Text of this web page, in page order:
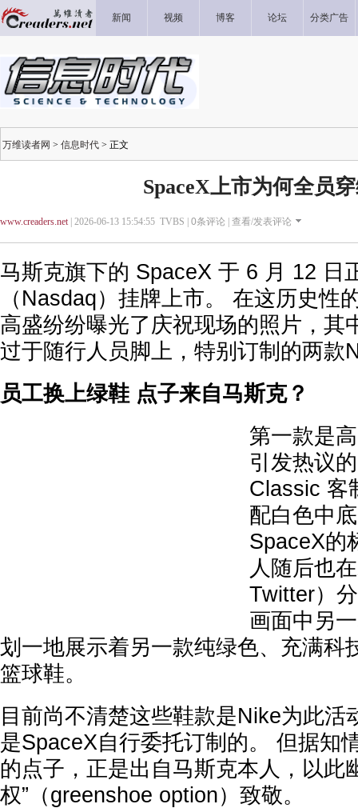
新闻 视频 博客 论坛 分类广告
万维读者网 > 信息时代 > 正文
SpaceX上市为何全员
www.creaders.net| 2026-06-13 15:54:55 TVBS | 0条评论 | 查看/发表评论
马斯克旗下的 SpaceX 于 6 月 12 日
（Nasdaq）挂牌上市。 在这历史性
高盛纷纷曝光了庆祝现场的照片，其
过于随行人员脚上，特别订制的两款
员工换上绿鞋 点子来自马斯克？
第一款是
引发热议
Classic 客
配白色中
SpaceX的
人随后也
Twitter）
画面中另
划一地展示着另一款纯绿色、充满科
篮球鞋。
目前尚不清楚这些鞋款是Nike为此活
是SpaceX自行委托订制的。 但据知
的点子，正是出自马斯克本人，以此
权”（greenshoe option）致敬。